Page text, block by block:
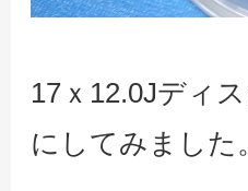
17ｘ12.0Jディ
にしてみました